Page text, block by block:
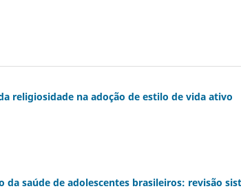
religiosidade na adoção de estilo de vida ativo
da saúde de adolescentes brasileiros: revisão